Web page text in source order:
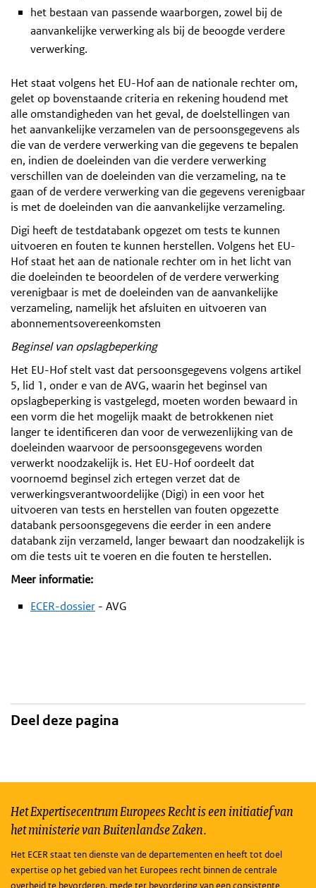
het bestaan van passende waarborgen, zowel bij de
aanvankelijke verwerking als bij de beoogde verdere
verwerking.
Het staat volgens het EU-Hof aan de nationale rechter om,
gelet op bovenstaande criteria en rekening houdend met
alle omstandigheden van het geval, de doelstellingen van
het aanvankelijke verzamelen van de persoonsgegevens als
die van de verdere verwerking van die gegevens te bepalen
en, indien de doeleinden van die verdere verwerking
verschillen van de doeleinden van die verzameling, na te
gaan of de verdere verwerking van die gegevens verenigbaar
is met de doeleinden van die aanvankelijke verzameling.
Digi heeft de testdatabank opgezet om tests te kunnen
uitvoeren en fouten te kunnen herstellen. Volgens het EU-
Hof staat het aan de nationale rechter om in het licht van
die doeleinden te beoordelen of de verdere verwerking
verenigbaar is met de doeleinden van de aanvankelijke
verzameling, namelijk het afsluiten en uitvoeren van
abonnementsovereenkomsten
Beginsel van opslagbeperking
Het EU-Hof stelt vast dat persoonsgegevens volgens artikel
5, lid 1, onder e van de AVG, waarin het beginsel van
opslagbeperking is vastgelegd, moeten worden bewaard in
een vorm die het mogelijk maakt de betrokkenen niet
langer te identificeren dan voor de verwezenlijking van de
doeleinden waarvoor de persoonsgegevens worden
verwerkt noodzakelijk is. Het EU-Hof oordeelt dat
voornoemd beginsel zich ertegen verzet dat de
verwerkingsverantwoordelijke (Digi) in een voor het
uitvoeren van tests en herstellen van fouten opgezette
databank persoonsgegevens die eerder in een andere
databank zijn verzameld, langer bewaart dan noodzakelijk is
om die tests uit te voeren en die fouten te herstellen.
Meer informatie:
ECER-dossier - AVG
Deel deze pagina
Het Expertisecentrum Europees Recht is een initiatief van
het ministerie van Buitenlandse Zaken.
Het ECER staat ten dienste van de departementen en heeft tot doel
expertise op het gebied van het Europees recht binnen de centrale